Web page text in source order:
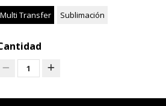
Multi Transfer Sublimación
1